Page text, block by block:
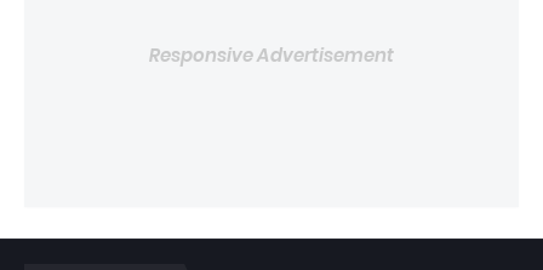
Responsive Advertisement